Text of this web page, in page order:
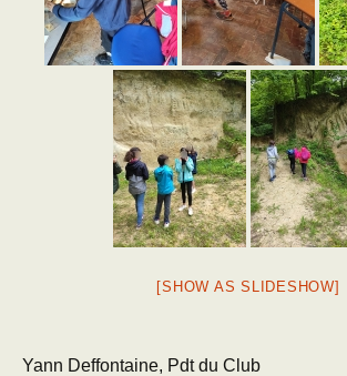
[SHOW AS SLIDESHOW]
Yann Deffontaine, Pdt du Club